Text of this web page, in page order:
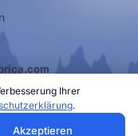
Ihrer
.
Akzeptieren